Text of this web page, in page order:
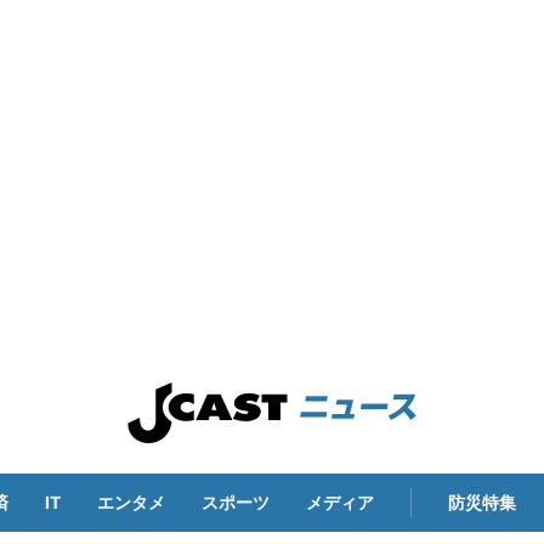
IT エンタメ スポーツ メディア 防災特集